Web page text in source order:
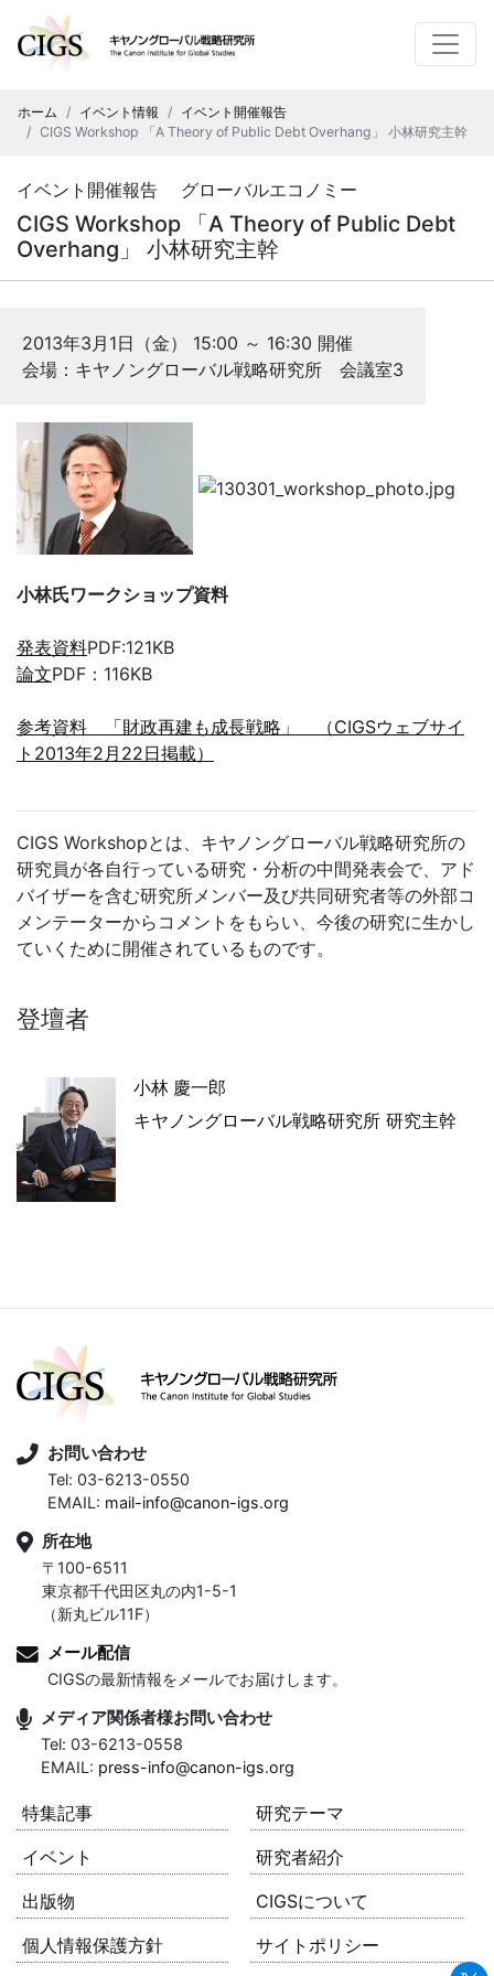
ホーム イベント情報
イベント開催報告
CIGS Workshop 「A Theory of Public Debt Overhang」 小林研究主幹
イベント開催報告 グローバルエコノミー
CIGS Workshop 「A Theory of Public Debt
Overhang」 小林研究主幹
2013年3月1日（金） 15:00 ～ 16:30 開催
会場：キヤノングローバル戦略研究所 会議室3
小林氏ワークショップ資料
発表資料PDF:121KB
論文PDF：116KB
参考資料 「財政再建も成長戦略」 （CIGSウェブサイ
ト2013年2月22日掲載）
CIGS Workshopとは、キヤノングローバル戦略研究所の
研究員が各自行っている研究・分析の中間発表会で、アド
バイザーを含む研究所メンバー及び共同研究者等の外部コ
メンテーターからコメントをもらい、今後の研究に生かし
ていくために開催されているものです。
登壇者
小林 慶一郎
キヤノングローバル戦略研究所 研究主幹
お問い合わせ
Tel: 03-6213-0550
EMAIL: mail-info@canon-igs.org
所在地
〒100-6511
東京都千代田区丸の内1-5-1
（新丸ビル11F）
メール配信
CIGSの最新情報をメールでお届けします。
メディア関係者様お問い合わせ
Tel: 03-6213-0558
EMAIL: press-info@canon-igs.org
特集記事
研究テーマ
イベント
研究者紹介
出版物
CIGSについて
個人情報保護方針
サイトポリシー